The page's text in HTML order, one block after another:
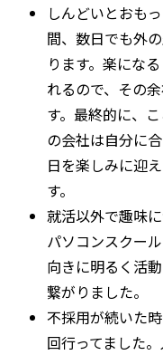
しんどいとおも
間、数日でも外
ります。楽にな
れるので、その
す。最終的に、
の会社は自分に
日を楽しみに迎
す。
就活以外で趣味
パソコンスクー
向きに明るく活
繋がりました。
不採用が続いた
回行ってました